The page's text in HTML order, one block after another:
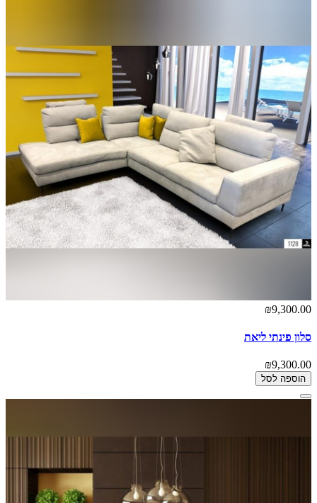
₪9,300.00
סלון פינתי ליאת
₪9,300.00
הוספה לסל